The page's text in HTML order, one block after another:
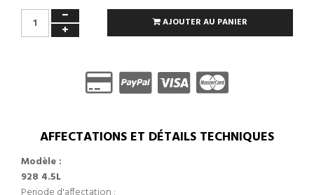
AJOUTER AU PANIER
AFFECTATIONS ET DÉTAILS TECHNIQUES
Modèle :
928 4.5L